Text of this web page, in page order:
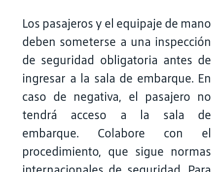
Los pasajeros y el equipaje de mano
deben someterse a una inspección
de seguridad obligatoria antes de
ingresar a la sala de embarque. En
caso de negativa, el pasajero no
tendrá acceso a la sala de
embarque. Colabore con el
procedimiento, que sigue normas